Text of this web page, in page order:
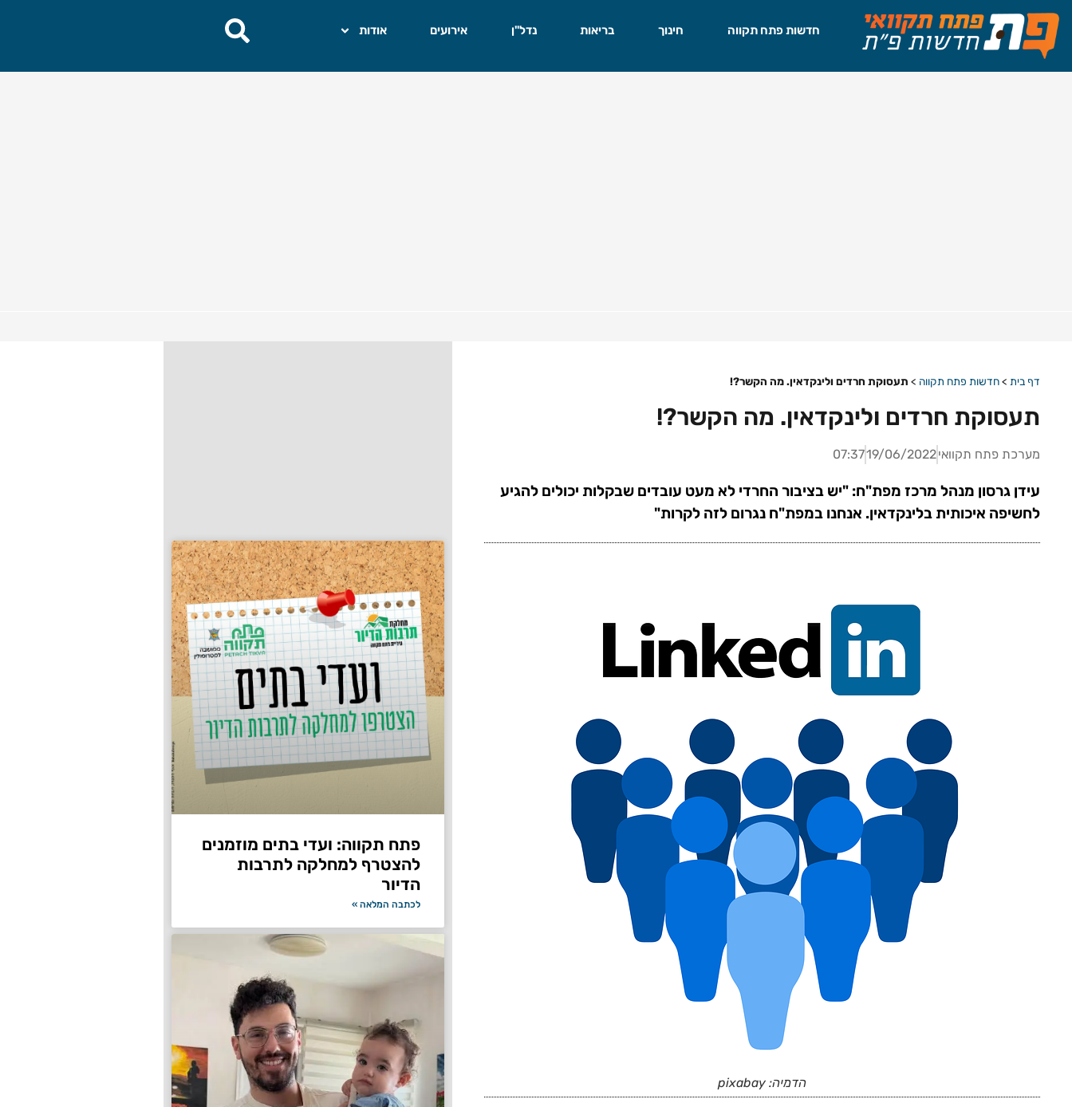
חדשות פתח תקווה חינוך בריאות נדל"ן אירועים אודות
דף בית >חדשות פתח תקווה > תעסוקת חרדים ולינקדאין. מה הקשר?!
תעסוקת חרדים ולינקדאין. מה הקשר?!
מערכת פתח תקוואי19/06/2022
07:37
עידן גרסון מנהל מרכז מפת"ח: "יש בציבור החרדי לא מעט עובדים שבקלות יכולים להגיע
לחשיפה איכותית בלינקדאין. אנחנו במפת"ח נגרום לזה לקרות"
הדמיה: pixabay
פתח תקווה: ועדי בתים מוזמנים
להצטרף למחלקה לתרבות
הדיור
לכתבה המלאה »